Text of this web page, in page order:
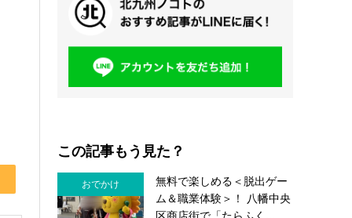
この記事もう見た？
おでかけ
無料で楽しめる＜脱出ゲー
ム＆職業体験＞！ 八幡中央
区商店街で「たらふく...